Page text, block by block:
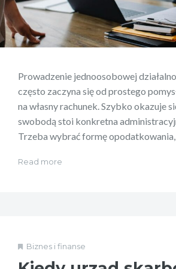
Prowadzenie jednoosobowej
często zaczyna się od prostego
na własny rachunek. Szybko okazuje
swobodą stoi konkretna
Trzeba wybrać formę
Read more
Biznes i finanse